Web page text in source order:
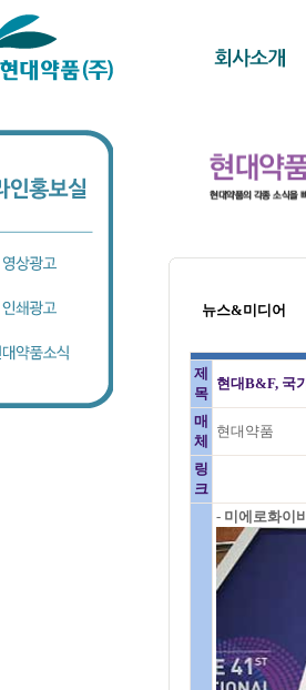
뉴스&미디어
제
목
현대B&F, 국
매
체
현대약품
링
크
- 미에로화이